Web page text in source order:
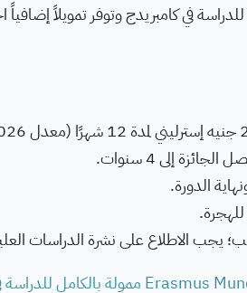
في كامبريدج وتوفر تمويلاً إضافياً
الدورة.
يجب الاطلاع على نشرة الدراسات